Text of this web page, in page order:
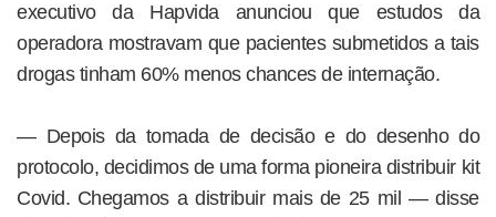
executivo da Hapvida anunciou que estudos da
operadora mostravam que pacientes submetidos a tais
drogas tinham 60% menos chances de internação.
— Depois da tomada de decisão e do desenho do
protocolo, decidimos de uma forma pioneira distribuir kit
Covid. Chegamos a distribuir mais de 25 mil — disse